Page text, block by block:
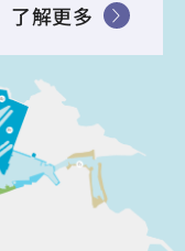
了解更多